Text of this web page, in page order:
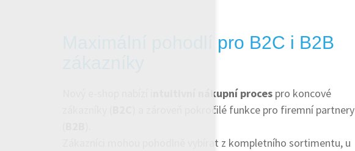
Maximální pohodlí pro B2C i B2B
ntuitivní nákupní proces pro koncové
) a zároveň pokročilé funkce pro firemní partnery
Zákazníci mohou pohodlně vybírat z kompletního sortimentu, u